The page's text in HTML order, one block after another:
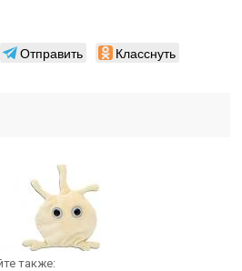
Отправить Класснуть
также: